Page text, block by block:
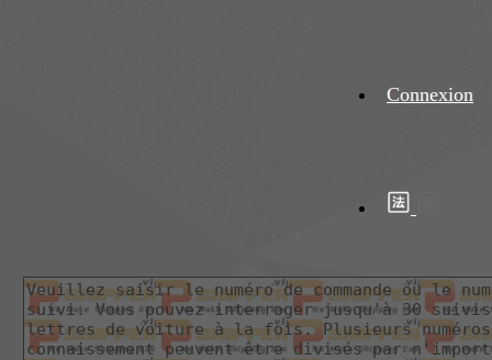
Connexion